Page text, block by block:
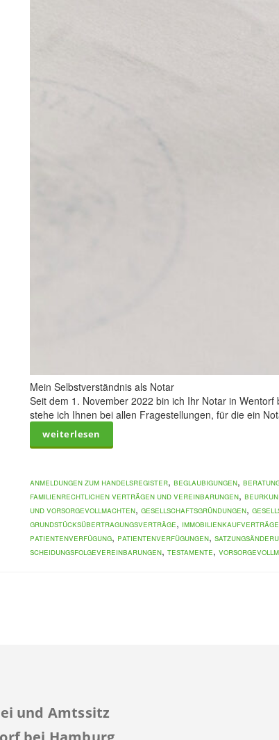
Mein Selbstverständnis als Notar
Seit dem 1. November 2022 bin ich Ihr Notar in
stehe ich Ihnen bei allen Fragestellungen, für die ein
weiterlesen
Anmeldungen zum Handelsregister, Beglaubigungen,
familienrechtlichen Verträgen und Vereinbarungen,
und Vorsorgevollmachten, Gesellschaftsgründungen,
Grundstücksübertragungsverträge, Immobilienkaufverträge
Patientenverfügung, Patientenverfügungen,
Scheidungsfolgevereinbarungen, Testamente,
und Amtssitz